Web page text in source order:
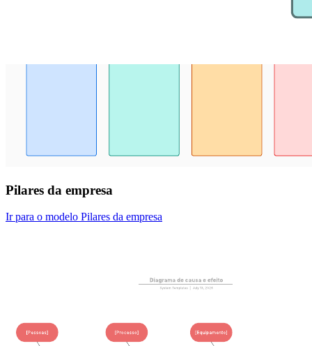
Pilares da empresa
Ir para o modelo Pilares da empresa